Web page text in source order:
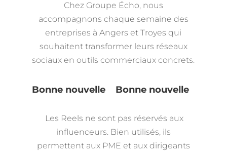
Chez Groupe Écho, nous
accompagnons chaque semaine des
entreprises à Angers et Troyes qui
souhaitent transformer leurs réseaux
sociaux en outils commerciaux concrets.
Bonne nouvelle Bonne nouvelle Bonne
Les Reels ne sont pas réservés aux
influenceurs. Bien utilisés, ils
permettent aux PME et aux dirigeants